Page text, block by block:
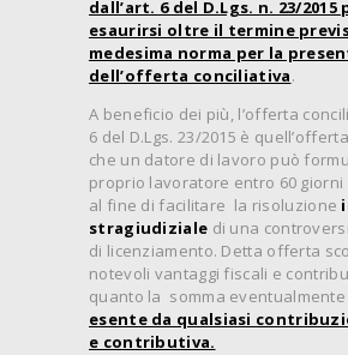
dall’art. 6 del D.Lgs. n. 23/2015
esaurirsi oltre il termine
medesima norma per la
dell’offerta conciliativa.
A beneficio dei più, l’offerta
6 del D.Lgs. 23/2015 è
che un datore di lavoro può
proprio lavoratore entro 60 giorni
al fine di facilitare la risoluzione
stragiudiziale di una
di licenziamento. Detta offerta
notevoli vantaggi fiscali e
quanto la somma
esente da qualsiasi
e contributiva.